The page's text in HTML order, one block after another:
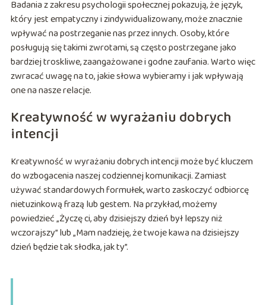
Badania z zakresu psychologii społecznej pokazują, że język,
który jest empatyczny i zindywidualizowany, może znacznie
wpływać na postrzeganie nas przez innych. Osoby, które
posługują się takimi zwrotami, są często postrzegane jako
bardziej troskliwe, zaangażowane i godne zaufania. Warto więc
zwracać uwagę na to, jakie słowa wybieramy i jak wpływają
one na nasze relacje.
Kreatywność w wyrażaniu dobrych
intencji
Kreatywność w wyrażaniu dobrych intencji może być kluczem
do wzbogacenia naszej codziennej komunikacji. Zamiast
używać standardowych formułek, warto zaskoczyć odbiorcę
nietuzinkową frazą lub gestem. Na przykład, możemy
powiedzieć „Życzę ci, aby dzisiejszy dzień był lepszy niż
wczorajszy” lub „Mam nadzieję, że twoje kawa na dzisiejszy
dzień będzie tak słodka, jak ty”.